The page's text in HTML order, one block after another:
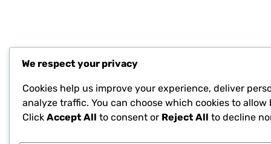
We respect your privacy
Cookies help us improve your experience, deliver
analyze traffic. You can choose which cookies to
Click Accept All to consent or Reject All to decline